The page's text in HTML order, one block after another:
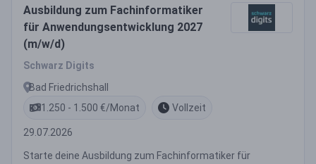
Ausbildung zum Fachinformatiker
für Anwendungsentwicklung 2027
(m/w/d)
Schwarz Digits
Bad Friedrichshall
1.250 - 1.500 €/Monat
Vollzeit
29.07.2026
Starte deine Ausbildung zum Fachinformatiker für